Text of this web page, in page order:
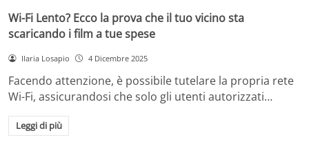
Wi-Fi Lento? Ecco la prova che il tuo vicino sta
scaricando i film a tue spese
Ilaria Losapio 4 Dicembre 2025
Facendo attenzione, è possibile tutelare la propria rete
Wi-Fi, assicurandosi che solo gli utenti autorizzati…
Leggi di più